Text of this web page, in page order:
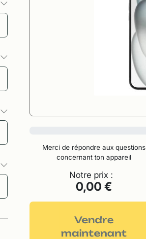
Merci de répondre aux questions
concernant ton appareil
Notre prix :
0,00 €
Vendre
maintenant